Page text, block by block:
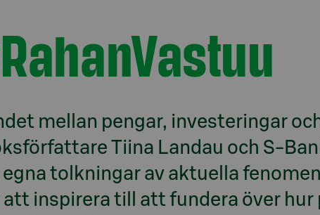
mellan pengar, investeringar
Tiina Landau och S-
tolkningar av aktuella
att inspirera till att fundera över